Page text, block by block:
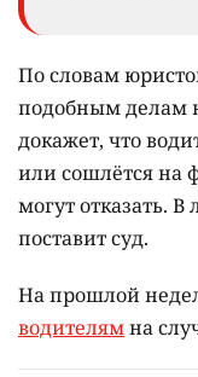
По словам
подобным делам
докажет, что
или сошлётся на
могут отказать.
поставит суд.
На прошлой
водителямна